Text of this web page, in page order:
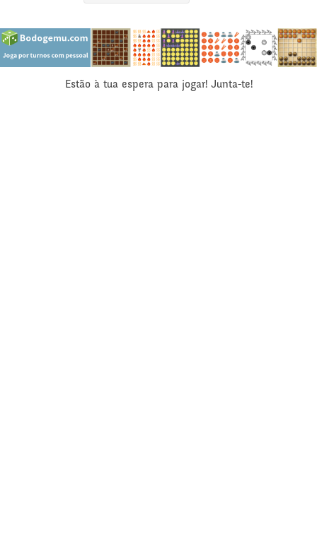
Estão à tua espera para jogar! Junta-te!